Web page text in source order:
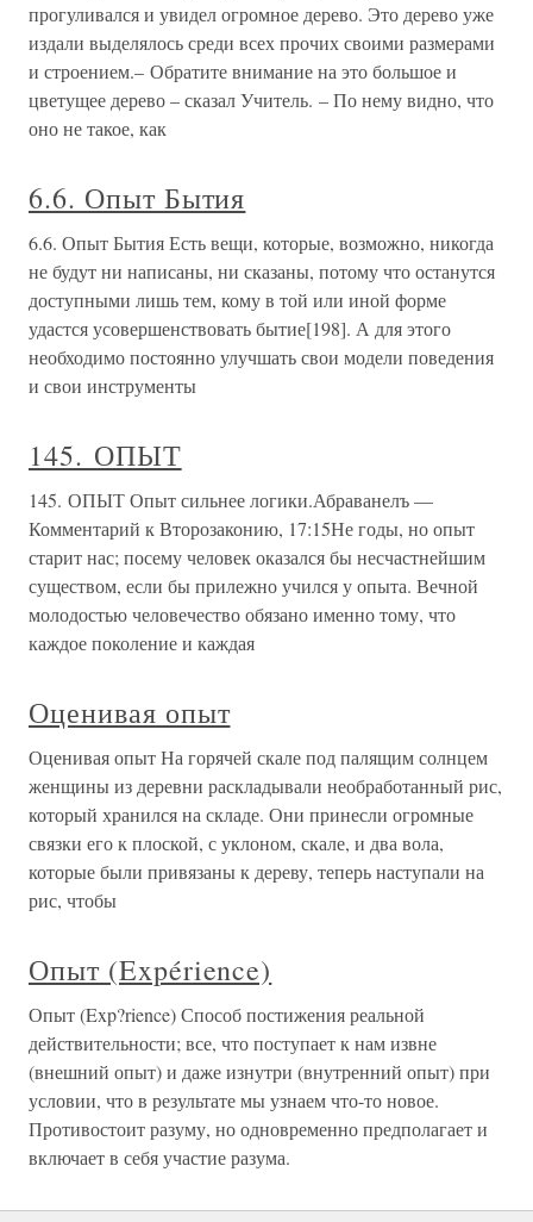
прогуливался и увидел огромное дерево. Это дерево уже
издали выделялось среди всех прочих своими размерами
и строением.– Обратите внимание на это большое и
цветущее дерево – сказал Учитель. – По нему видно, что
оно не такое, как
6.6. Опыт Бытия
6.6. Опыт Бытия Есть вещи, которые, возможно, никогда
не будут ни написаны, ни сказаны, потому что останутся
доступными лишь тем, кому в той или иной форме
удастся усовершенствовать бытие[198]. А для этого
необходимо постоянно улучшать свои модели поведения
и свои инструменты
145. ОПЫТ
145. ОПЫТ Опыт сильнее логики.Абраванелъ —
Комментарий к Второзаконию, 17:15Не годы, но опыт
старит нас; посему человек оказался бы несчастнейшим
существом, если бы прилежно учился у опыта. Вечной
молодостью человечество обязано именно тому, что
каждое поколение и каждая
Оценивая опыт
Оценивая опыт На горячей скале под палящим солнцем
женщины из деревни раскладывали необработанный рис,
который хранился на складе. Они принесли огромные
связки его к плоской, с уклоном, скале, и два вола,
которые были привязаны к дереву, теперь наступали на
рис, чтобы
Опыт (Expérience)
Опыт (Exp?rience) Способ постижения реальной
действительности; все, что поступает к нам извне
(внешний опыт) и даже изнутри (внутренний опыт) при
условии, что в результате мы узнаем что-то новое.
Противостоит разуму, но одновременно предполагает и
включает в себя участие разума.